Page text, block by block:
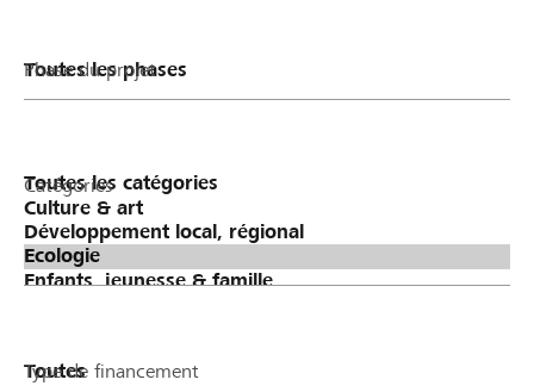
Phase du projet
Catégories
Type de financement